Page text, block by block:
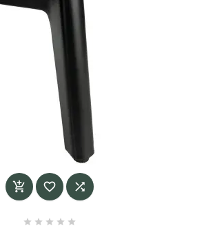
  
    